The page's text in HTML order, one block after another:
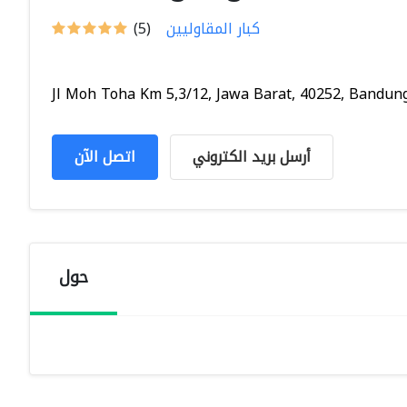
(5) كبار المقاوليين
Jl Moh Toha Km 5,3/12, Jawa Barat, 40252,
اتصل الآن أرسل بريد الكتروني
حول